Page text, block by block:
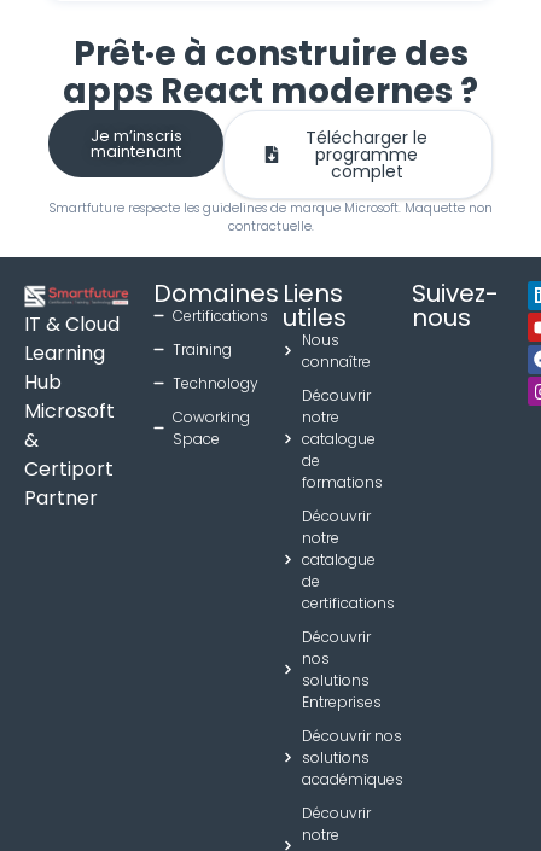
Prêt·e à construire des
apps React modernes ?
Je m’inscris
maintenant
Télécharger le
programme
complet
Smartfuture respecte les guidelines de marque Microsoft. Maquette non
contractuelle.
IT & Cloud
Learning
Hub
Microsoft
&
Certiport
Partner
Domaines
Certifications
Training
Technology
Coworking
Space
Liens
utiles
Nous
connaître
Découvrir
notre
catalogue
de
formations
Découvrir
notre
catalogue
de
certifications
Découvrir
nos
solutions
Entreprises
Découvrir nos
solutions
académiques
Découvrir
notre
Suivez-
nous